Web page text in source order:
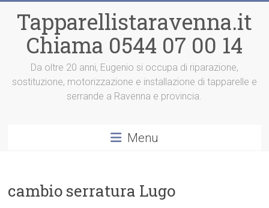
contenuto
Tapparellistaravenna.it
Chiama 0544 07 00 14
Da oltre 20 anni, Eugenio si occupa di riparazione,
sostituzione, motorizzazione e installazione di tapparelle e
serrande a Ravenna e provincia.
Menu
cambio serratura Lugo